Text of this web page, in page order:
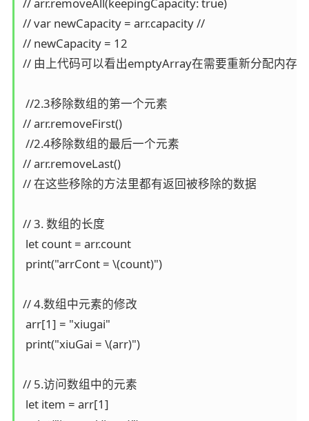
// var newCapacity = arr.capacity //
// newCapacity = 12
// 由上代码可以看出emptyArray在需要重新分配内存
//2.3移除数组的第一个元素
// arr.removeFirst()
//2.4移除数组的最后一个元素
// arr.removeLast()
// 在这些移除的方法里都有返回被移除的数据
// 3. 数组的长度
let count = arr.count
print("arrCont = \(count)")
// 4.数组中元素的修改
arr[1] = "xiugai"
print("xiuGai = \(arr)")
// 5.访问数组中的元素
let item = arr[1]